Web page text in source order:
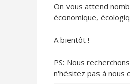
On vous attend
économique,
A bientôt !
PS: Nous
n'hésitez pas à nous